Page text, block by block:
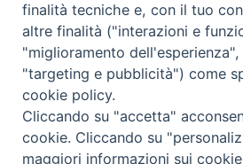
Copyright © 2019 - Tutti
Trentina Editrice
finalità tecniche e, con il tuo
altre finalità ("interazioni e
"miglioramento
"targeting e pubblicità") come
cookie policy.
Cliccando su "accetta"
cookie. Cliccando su
maggiori informazioni sui